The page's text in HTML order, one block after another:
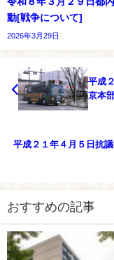
動[戦争について]
2026年3月29日
平成
京本
平成２１年４月５日抗
おすすめの記事